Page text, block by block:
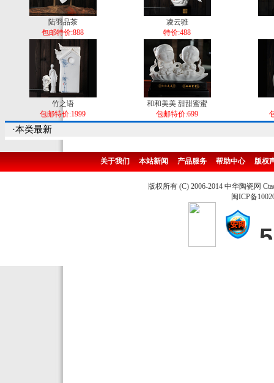
陆羽品茶
包邮特价:888
凌云骓
特价:488
竹之语
包邮特价:1999
和和美美 甜甜蜜蜜
包邮特价:699
·本类最新
关于我们 本站新闻 产品服务 帮助中心 版权
版权所有 (C) 2006-2014 中华陶瓷网
闽ICP备